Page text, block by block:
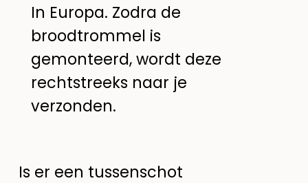
In Europa. Zodra de
broodtrommel is
gemonteerd, wordt deze
rechtstreeks naar je
verzonden.
Is er een tussenschot